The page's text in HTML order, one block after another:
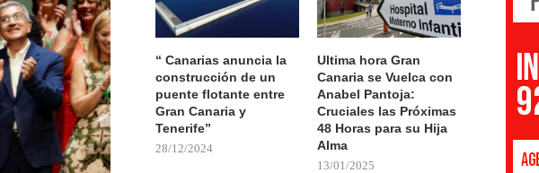
“ Canarias anuncia la
construcción de un
puente flotante entre
Gran Canaria y
Tenerife”
28/12/2024
Ultima hora Gran
Canaria se Vuelca con
Anabel Pantoja:
Cruciales las Próximas
48 Horas para su Hija
Alma
13/01/2025